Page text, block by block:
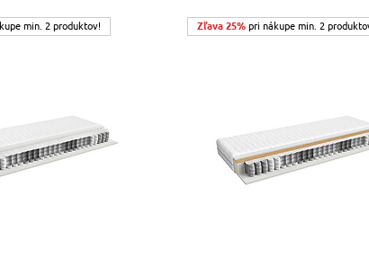
min. 2 produktov! Zľava 25% pri nákupe min. 2